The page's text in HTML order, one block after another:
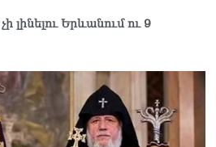
լինելու Երևանում ու 9